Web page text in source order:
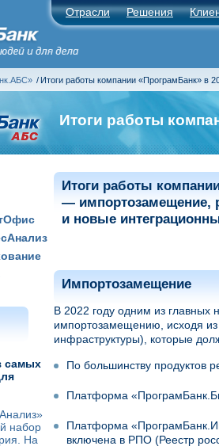
Отрасли Решения
/ Итоги работы компании «ПрограмБанк» в
Итоги работы
самых
набор
На
Итоги работы
— импортозамещение,
и новые
Импортозамещение
В 2022 году одним из главных
импортозамещению, исходя
инфраструктуры), которые
По большинству продуктов
Платформа
Платформа
включена в РПО (Реестр